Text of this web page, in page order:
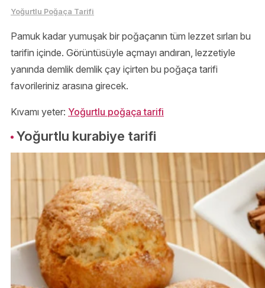
Yoğurtlu Poğaça Tarifi
Pamuk kadar yumuşak bir poğaçanın tüm lezzet sırları bu
tarifin içinde. Görüntüsüyle açmayı andıran, lezzetiyle
yanında demlik demlik çay içirten bu poğaça tarifi
favorileriniz arasına girecek.
Kıvamı yeter: Yoğurtlu poğaça tarifi
Yoğurtlu kurabiye tarifi